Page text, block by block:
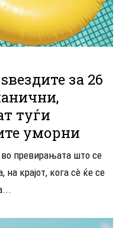
за 26
туѓи
уморни
превирањата што се
на крајот, кога сè ќе се